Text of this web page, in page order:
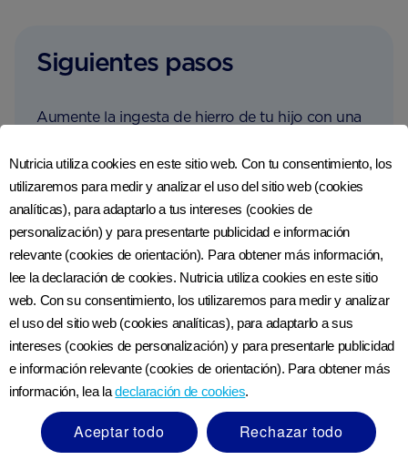
Siguientes pasos
Aumente la ingesta de hierro de tu hijo con una
Hamburguesas de res caseras
Cordero a la boloñesa
Tostadas de frijoles
Dhal y arroz ligeramente condimentados
Frittata de brócoli
Nutricia utiliza cookies en este sitio web. Con tu consentimiento, los
utilizaremos para medir y analizar el uso del sitio web (cookies
analíticas), para adaptarlo a tus intereses (cookies de
personalización) y para presentarte publicidad e información
relevante (cookies de orientación). Para obtener más información,
lee la declaración de cookies. Nutricia utiliza cookies en este sitio
web. Con su consentimiento, los utilizaremos para medir y analizar
el uso del sitio web (cookies analíticas), para adaptarlo a sus
intereses (cookies de personalización) y para presentarle publicidad
e información relevante (cookies de orientación). Para obtener más
información, lea ladeclaración de cookies.
Aceptar todo
Rechazar todo